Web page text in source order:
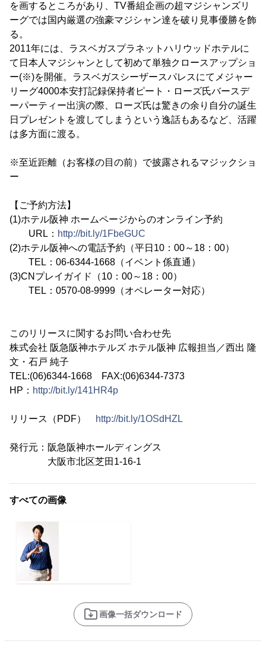
を画するところがあり、TV番組企画の超マジシャンズリ
ーグでは国内厳選の強豪マジシャン達を破り見事優勝を飾
る。
2011年には、ラスベガスプラネットハリウッドホテルに
て日本人マジシャンとして初めて単独クロースアップショ
ー(※)を開催。ラスベガスシーザースパレスにてメジャー
リーグ4000本安打記録保持者ピート・ローズ氏バースデ
ーパーティー出演の際、ローズ氏は驚きの余り自分の誕生
日プレゼントを渡してしまうという逸話もあるなど、活躍
は多方面に渡る。
※至近距離（お客様の目の前）で披露されるマジックショ
ー
【ご予約方法】
(1)ホテル阪神 ホームページからのオンライン予約
URL： http://bit.ly/1FbeGUC
(2)ホテル阪神への電話予約（平日10：00～18：00）
TEL：06-6344-1668（イベント係直通）
(3)CNプレイガイド（10：00～18：00）
TEL：0570-08-9999（オペレーター対応）
このリリースに関するお問い合わせ先
株式会社 阪急阪神ホテルズ ホテル阪神 広報担当／西出 隆
文・石戸 純子
TEL:(06)6344-1668 FAX:(06)6344-7373
HP： http://bit.ly/141HR4p
リリース（PDF） http://bit.ly/1OSdHZL
発行元：阪急阪神ホールディングス
大阪市北区芝田1-16-1
すべての画像
画像一括ダウンロード